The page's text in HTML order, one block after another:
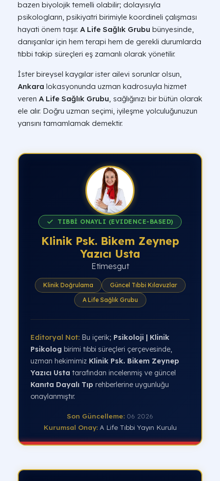
bazen biyolojik temelli olabilir; dolayısıyla
psikologların, psikiyatri birimiyle koordineli çalışması
hayati önem taşır. A Life Sağlık Grubu bünyesinde,
danışanlar için hem terapi hem de gerekli durumlarda
tıbbi takip süreçleri eş zamanlı olarak yönetilir.
İster bireysel kaygılar ister ailevi sorunlar olsun,
Ankara lokasyonunda uzman kadrosuyla hizmet
veren A Life Sağlık Grubu, sağlığınızı bir bütün olarak
ele alır. Doğru uzman seçimi, iyileşme yolculuğunuzun
yarısını tamamlamak demektir.
TIBBİ ONAYLI (EVIDENCE-BASED)
Klinik Psk. Bikem Zeynep
Yazıcı Usta
Etimesgut
Klinik Doğrulama
Güncel Tıbbi Kılavuzlar
A Life Sağlık Grubu
Editoryal Not: Bu içerik; Psikoloji | Klinik
Psikolog birimi tıbbi süreçleri çerçevesinde,
uzman hekimimiz Klinik Psk. Bikem Zeynep
Yazıcı Usta tarafından incelenmiş ve güncel
Kanıta Dayalı Tıp rehberlerine uygunluğu
onaylanmıştır.
Son Güncelleme: 06 2026
Kurumsal Onay: A Life Tıbbi Yayın Kurulu